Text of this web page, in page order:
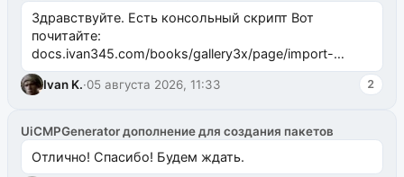
Здравствуйте. Есть консольный скрипт Вот
почитайте:
docs.ivan345.com/books/gallery3x/page/import-
ms2galleryphp
Ivan K.·05 августа 2026, 11:33 2
UiCMPGenerator дополнение для создания пакетов
Отлично! Спасибо! Будем ждать.